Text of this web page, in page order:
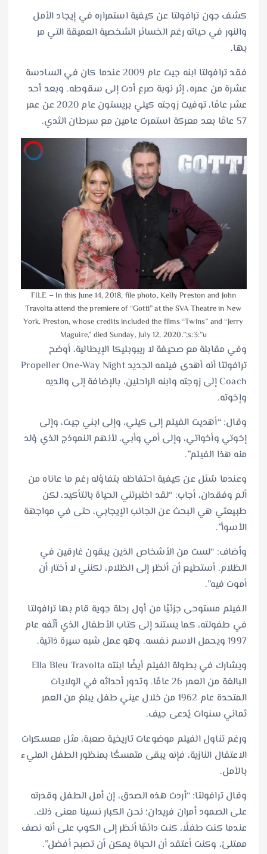
كشف جون ترافولتا عن كيفية استمراره في إيجاد الأمل
والنور في حياته رغم الخسائر الشخصية العميقة التي مر
بها.
فقد ترافولتا ابنه جيت عام 2009 عندما كان في السادسة
عشرة من عمره، إثر نوبة صرع أدت إلى سقوطه. وبعد أحد
عشر عامًا، توفيت زوجته كيلي بريستون عام 2020 عن عمر
57 عامًا بعد معركة استمرت عامين مع سرطان الثدي.
FILE – In this June 14, 2018, file photo, Kelly Preston and John
Travolta attend the premiere of “Gotti” at the SVA Theatre in New
York. Preston, whose credits included the films “Twins” and “Jerry
Maguire,” died Sunday, July 12, 2020.”;s:3:”u
وفي مقابلة مع صحيفة لا ريبوبليكا الإيطالية، أوضح
ترافولتا أنه أهدى فيلمه الجديد Propeller One-Way Night
Coach إلى زوجته وابنه الراحلين، بالإضافة إلى والديه
وإخوته.
وقال: “أهديت الفيلم إلى كيلي، وإلى ابني جيت، وإلى
إخوتي وأخواتي، وإلى أمي وأبي، لأنهم النموذج الذي وُلد
منه هذا الفيلم”.
وعندما سُئل عن كيفية احتفاظه بتفاؤله رغم ما عاناه من
ألم وفقدان، أجاب: “لقد اختبرتني الحياة بالتأكيد، لكن
طبيعتي هي البحث عن الجانب الإيجابي، حتى في مواجهة
الأسوأ”.
وأضاف: “لست من الأشخاص الذين يبقون غارقين في
الظلام. أستطيع أن أنظر إلى الظلام، لكنني لا أختار أن
أموت فيه”.
الفيلم مستوحى جزئيًا من أول رحلة جوية قام بها ترافولتا
في طفولته، كما يستند إلى كتاب الأطفال الذي ألّفه عام
1997 ويحمل الاسم نفسه. وهو عمل شبه سيرة ذاتية.
ويشارك في بطولة الفيلم أيضًا ابنته Ella Bleu Travolta
البالغة من العمر 26 عامًا. وتدور أحداثه في الولايات
المتحدة عام 1962 من خلال عيني طفل يبلغ من العمر
ثماني سنوات يُدعى جيف.
ورغم تناول الفيلم موضوعات تاريخية صعبة، مثل معسكرات
الاعتقال النازية، فإنه يبقى متمسكًا بمنظور الطفل المليء
بالأمل.
وقال ترافولتا: “أردت هذه الصدق، إن أمل الطفل وقدرته
على الصمود أمران فريدان؛ نحن الكبار نسينا معنى ذلك.
عندما كنت طفلًا، كنت دائمًا أنظر إلى الكوب على أنه نصف
ممتلئ، وكنت أعتقد أن الحياة يمكن أن تصبح أفضل”.